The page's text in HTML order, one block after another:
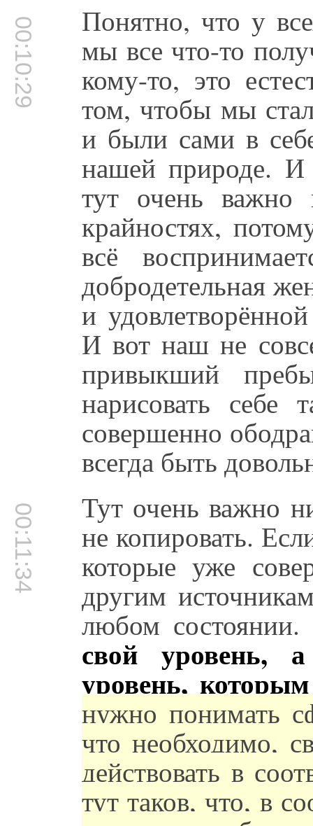
00:10:29 Понятно, что у
мы все что-то
кому-то, это
том, чтобы мы
и были сами в
нашей природе. И
тут очень важно
крайностях,
всё
добродетельная
и
И вот наш не
привыкший
нарисовать себе
совершенно
всегда быть
00:11:34 Тут очень важно
не копировать.
которые уже
другим
любом
свой уровень,
уровень,
нужно понимать
что необходимо,
действовать в
тут таков, что, в